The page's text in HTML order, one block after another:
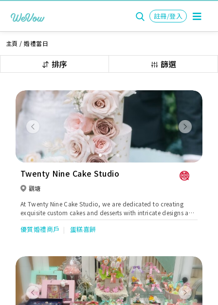
註冊/登入
主頁 /婚禮當日
排序 篩選
Previous Next
Twenty Nine Cake Studio
觀塘
At Twenty Nine Cake Studio, we are dedicated to creating
exquisite custom cakes and desserts with intricate designs and
an array of flavors that will delight your senses.We believe that
every celebration deserves a beautiful and delicious cake to
specializes in handcrafted cakes made with quality
ingredients and creative designs tailored to your special
moments. Whether you're celebrating a birthday, wedding, or
simply craving something sweet, our talented team is
dedicated to bringing your vision to life with personalized
service and attention to detail.
優質婚禮商戶 蛋糕喜餅
Previous Next